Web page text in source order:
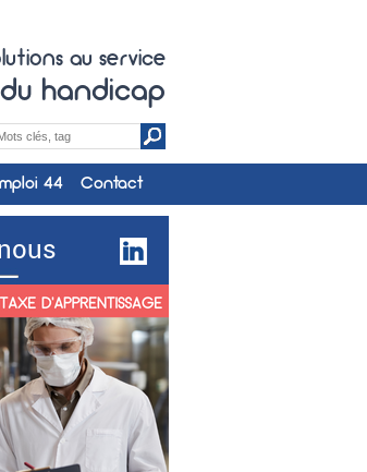
au service
handicap
Search
44 Contact